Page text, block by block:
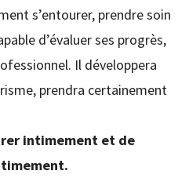
s’entourer, prendre soin
d’évaluer ses progrès,
Il développera
prendra certainement
intimement et de